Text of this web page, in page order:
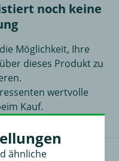
noch keine
Möglichkeit, Ihre
dieses Produkt zu
wertvolle
Kauf.
ähnliche